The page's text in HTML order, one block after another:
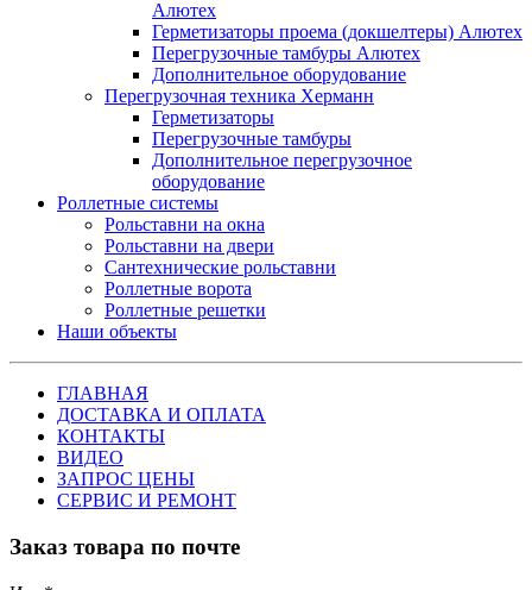
Алютех
Герметизаторы проема (докшелтеры) Алютех
Перегрузочные тамбуры Алютех
Дополнительное оборудование
Перегрузочная техника Херманн
Герметизаторы
Перегрузочные тамбуры
Дополнительное перегрузочное
оборудование
Роллетные системы
Рольставни на окна
Рольставни на двери
Сантехнические рольставни
Роллетные ворота
Роллетные решетки
Наши объекты
ГЛАВНАЯ
ДОСТАВКА И ОПЛАТА
КОНТАКТЫ
ВИДЕО
ЗАПРОС ЦЕНЫ
СЕРВИС И РЕМОНТ
Заказ товара по почте